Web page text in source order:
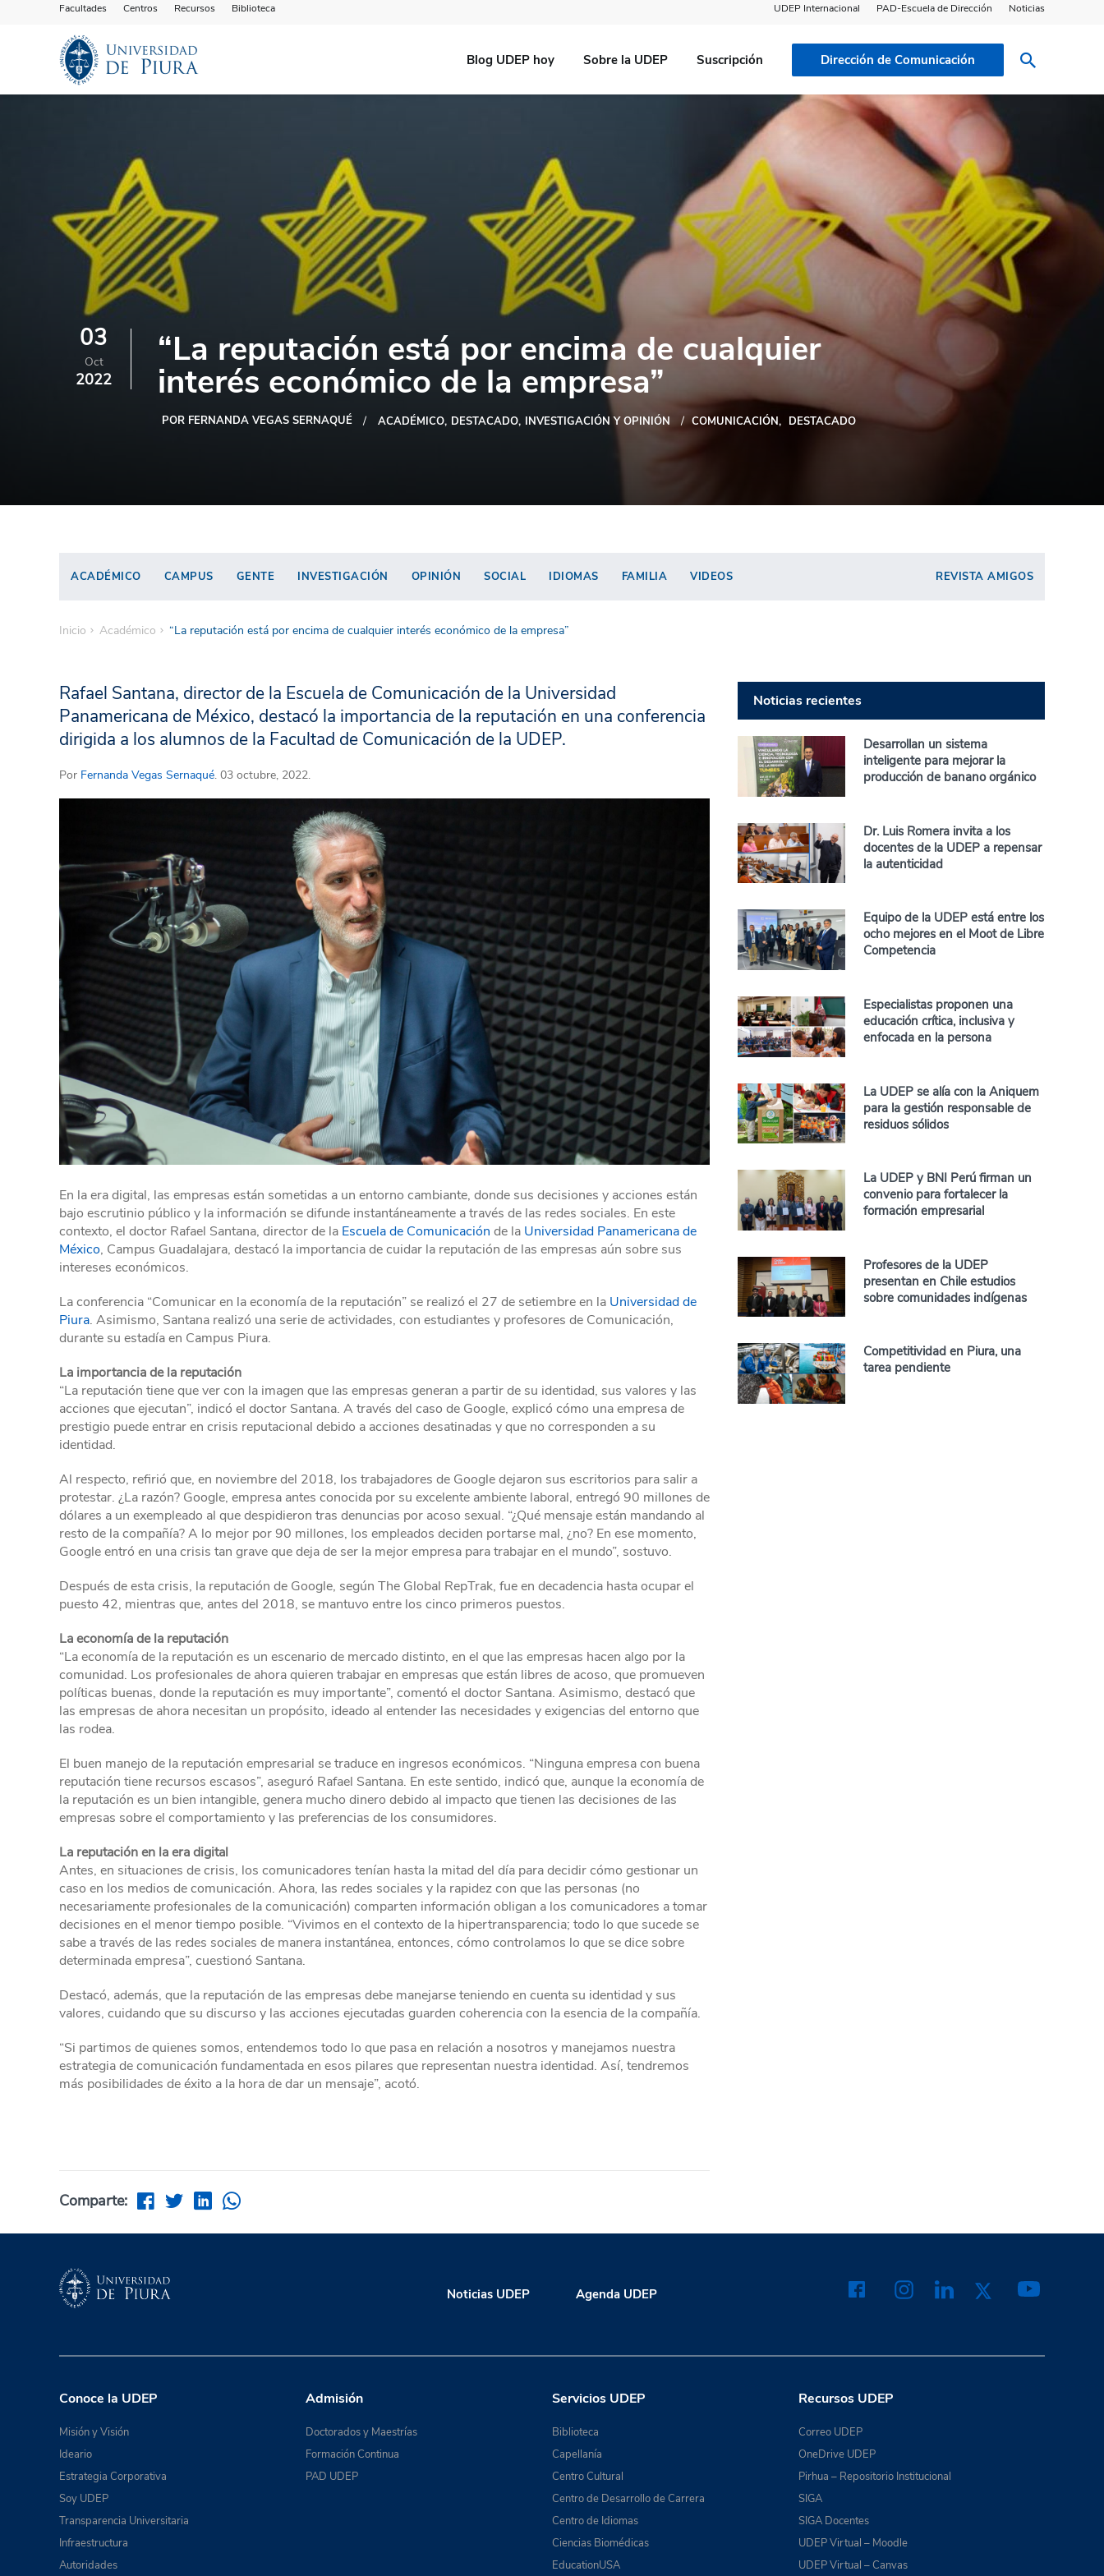
Facultades Centros Recursos Biblioteca UDEP Internacional PAD-Escuela de Dirección Noticias
Blog UDEP hoy Sobre la UDEP Suscripción Dirección de Comunicación
03
Oct
2022
“La reputación está por encima de cualquier
interés económico de la empresa”
POR FERNANDA VEGAS SERNAQUÉ ACADÉMICO DESTACADO INVESTIGACIÓN Y OPINIÓN COMUNICACIÓN DESTACADO
ACADÉMICO CAMPUS GENTE INVESTIGACIÓN OPINIÓN SOCIAL IDIOMAS FAMILIA VIDEOS REVISTA AMIGOS
Inicio Académico “La reputación está por encima de cualquier interés económico de la empresa”
Rafael Santana, director de la Escuela de Comunicación de la Universidad
Panamericana de México, destacó la importancia de la reputación en una conferencia
dirigida a los alumnos de la Facultad de Comunicación de la UDEP.
Por Fernanda Vegas Sernaqué. 03 octubre, 2022.
En la era digital, las empresas están sometidas a un entorno cambiante, donde sus decisiones y acciones están
bajo escrutinio público y la información se difunde instantáneamente a través de las redes sociales. En este
contexto, el doctor Rafael Santana, director de la Escuela de Comunicación de la Universidad Panamericana de
México, Campus Guadalajara, destacó la importancia de cuidar la reputación de las empresas aún sobre sus
intereses económicos.
La conferencia “Comunicar en la economía de la reputación” se realizó el 27 de setiembre en la Universidad de
Piura. Asimismo, Santana realizó una serie de actividades, con estudiantes y profesores de Comunicación,
durante su estadía en Campus Piura.
La importancia de la reputación
“La reputación tiene que ver con la imagen que las empresas generan a partir de su identidad, sus valores y las
acciones que ejecutan”, indicó el doctor Santana. A través del caso de Google, explicó cómo una empresa de
prestigio puede entrar en crisis reputacional debido a acciones desatinadas y que no corresponden a su
identidad.
Al respecto, refirió que, en noviembre del 2018, los trabajadores de Google dejaron sus escritorios para salir a
protestar. ¿La razón? Google, empresa antes conocida por su excelente ambiente laboral, entregó 90 millones de
dólares a un exempleado al que despidieron tras denuncias por acoso sexual. “¿Qué mensaje están mandando al
resto de la compañía? A lo mejor por 90 millones, los empleados deciden portarse mal, ¿no? En ese momento,
Google entró en una crisis tan grave que deja de ser la mejor empresa para trabajar en el mundo”, sostuvo.
Después de esta crisis, la reputación de Google, según The Global RepTrak, fue en decadencia hasta ocupar el
puesto 42, mientras que, antes del 2018, se mantuvo entre los cinco primeros puestos.
La economía de la reputación
“La economía de la reputación es un escenario de mercado distinto, en el que las empresas hacen algo por la
comunidad. Los profesionales de ahora quieren trabajar en empresas que están libres de acoso, que promueven
políticas buenas, donde la reputación es muy importante”, comentó el doctor Santana. Asimismo, destacó que
las empresas de ahora necesitan un propósito, ideado al entender las necesidades y exigencias del entorno que
las rodea.
El buen manejo de la reputación empresarial se traduce en ingresos económicos. “Ninguna empresa con buena
reputación tiene recursos escasos”, aseguró Rafael Santana. En este sentido, indicó que, aunque la economía de
la reputación es un bien intangible, genera mucho dinero debido al impacto que tienen las decisiones de las
empresas sobre el comportamiento y las preferencias de los consumidores.
La reputación en la era digital
Antes, en situaciones de crisis, los comunicadores tenían hasta la mitad del día para decidir cómo gestionar un
caso en los medios de comunicación. Ahora, las redes sociales y la rapidez con que las personas (no
necesariamente profesionales de la comunicación) comparten información obligan a los comunicadores a tomar
decisiones en el menor tiempo posible. “Vivimos en el contexto de la hipertransparencia; todo lo que sucede se
sabe a través de las redes sociales de manera instantánea, entonces, cómo controlamos lo que se dice sobre
determinada empresa”, cuestionó Santana.
Destacó, además, que la reputación de las empresas debe manejarse teniendo en cuenta su identidad y sus
valores, cuidando que su discurso y las acciones ejecutadas guarden coherencia con la esencia de la compañía.
“Si partimos de quienes somos, entendemos todo lo que pasa en relación a nosotros y manejamos nuestra
estrategia de comunicación fundamentada en esos pilares que representan nuestra identidad. Así, tendremos
más posibilidades de éxito a la hora de dar un mensaje”, acotó.
Comparte:
Noticias recientes
Desarrollan un sistema
inteligente para mejorar la
producción de banano orgánico
Dr. Luis Romera invita a los
docentes de la UDEP a repensar
la autenticidad
Equipo de la UDEP está entre los
ocho mejores en el Moot de Libre
Competencia
Especialistas proponen una
educación crítica, inclusiva y
enfocada en la persona
La UDEP se alía con la Aniquem
para la gestión responsable de
residuos sólidos
La UDEP y BNI Perú firman un
convenio para fortalecer la
formación empresarial
Profesores de la UDEP
presentan en Chile estudios
sobre comunidades indígenas
Competitividad en Piura, una
tarea pendiente
Noticias UDEP Agenda UDEP
Conoce la UDEP
Misión y Visión
Ideario
Estrategia Corporativa
Soy UDEP
Transparencia Universitaria
Infraestructura
Autoridades
Admisión
Doctorados y Maestrías
Formación Continua
PAD UDEP
Servicios UDEP
Biblioteca
Capellanía
Centro Cultural
Centro de Desarrollo de Carrera
Centro de Idiomas
Ciencias Biomédicas
EducationUSA
Recursos UDEP
Correo UDEP
OneDrive UDEP
Pirhua – Repositorio Institucional
SIGA
SIGA Docentes
UDEP Virtual – Moodle
UDEP Virtual – Canvas